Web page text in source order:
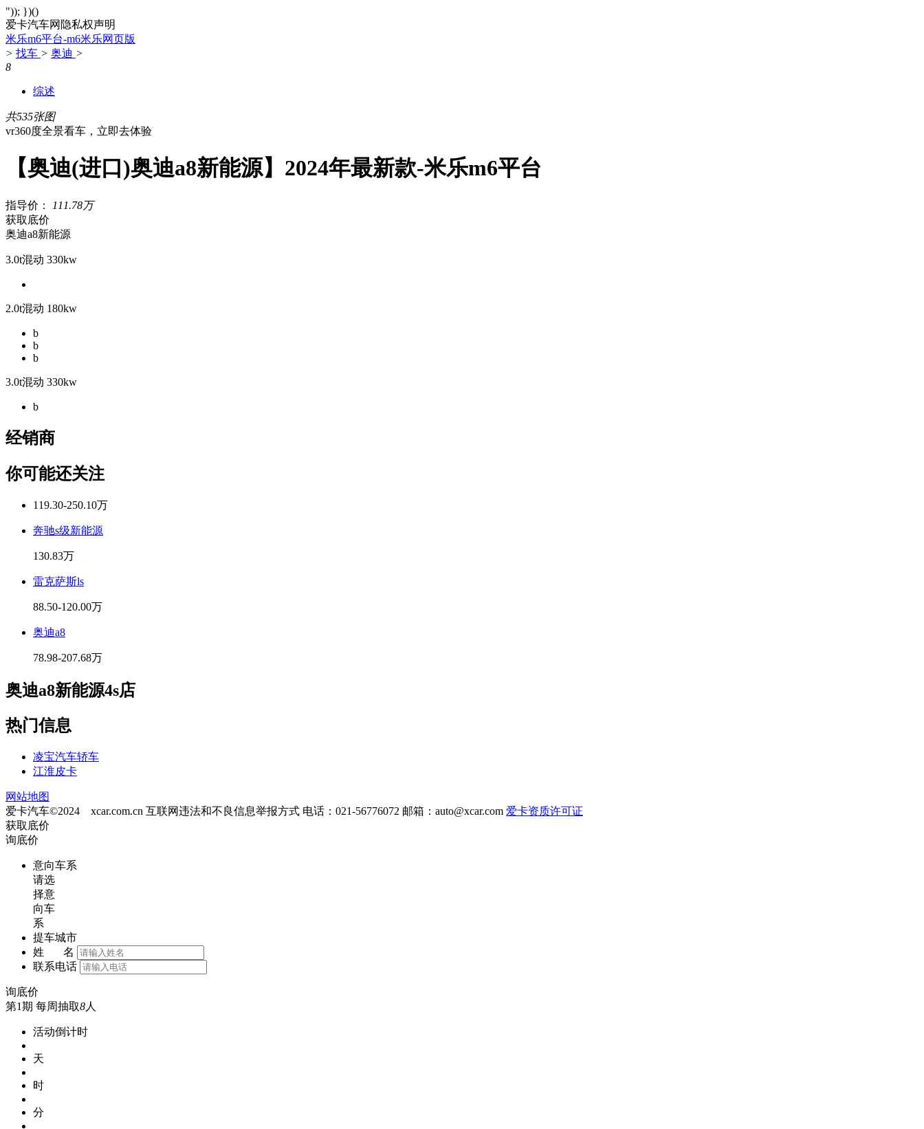
")); })()
爱卡汽车网隐私权声明
米乐m6平台-m6米乐网页版
> 找车 > 奥迪 >
8
综述
共535张图
vr360度全景看车，立即去体验
【奥迪(进口)奥迪a8新能源】2024年最新款-米乐m6平台
指导价：
111.78万
获取底价
奥迪a8新能源
3.0t混动 330kw
2.0t混动 180kw
b
b
b
3.0t混动 330kw
b
经销商
你可能还关注
119.30-250.10万
奔驰s级新能源
130.83万
雷克萨斯ls
88.50-120.00万
奥迪a8
78.98-207.68万
奥迪a8新能源4s店
热门信息
凌宝汽车轿车
江淮皮卡
网站地图
爱卡汽车©2024 xcar.com.cn 互联网违法和不良信息举报方式 电话：021-56776072 邮箱： auto@xcar.com 爱卡资质许可证
获取底价
询底价
意向车系
请选
择意
向车
系
提车城市
姓 名
联系电话
询底价
第1期 每周抽取8人
活动倒计时
天
时
分